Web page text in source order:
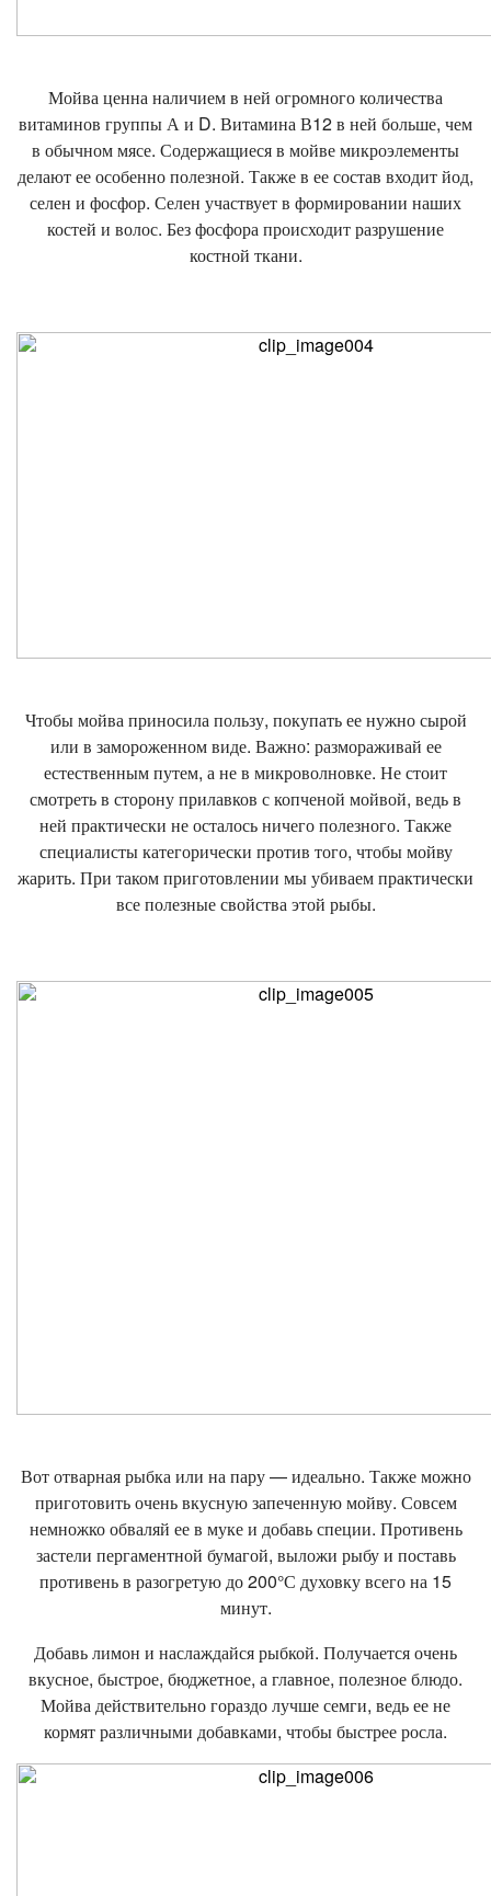
Мойва ценна наличием в ней огромного количества
витаминов группы А и D. Витамина В12 в ней больше, чем
в обычном мясе. Содержащиеся в мойве микроэлементы
делают ее особенно полезной. Также в ее состав входит йод,
селен и фосфор. Селен участвует в формировании наших
костей и волос. Без фосфора происходит разрушение
костной ткани.
Чтобы мойва приносила пользу, покупать ее нужно сырой
или в замороженном виде. Важно: размораживай ее
естественным путем, а не в микроволновке. Не стоит
смотреть в сторону прилавков с копченой мойвой, ведь в
ней практически не осталось ничего полезного. Также
специалисты категорически против того, чтобы мойву
жарить. При таком приготовлении мы убиваем практически
все полезные свойства этой рыбы.
Вот отварная рыбка или на пару — идеально. Также можно
приготовить очень вкусную запеченную мойву. Совсем
немножко обваляй ее в муке и добавь специи. Противень
застели пергаментной бумагой, выложи рыбу и поставь
противень в разогретую до 200°С духовку всего на 15
минут.
Добавь лимон и наслаждайся рыбкой. Получается очень
вкусное, быстрое, бюджетное, а главное, полезное блюдо.
Мойва действительно гораздо лучше семги, ведь ее не
кормят различными добавками, чтобы быстрее росла.